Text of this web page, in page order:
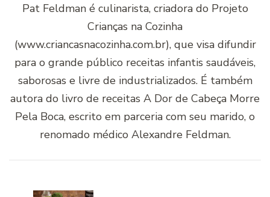
Pat Feldman é culinarista, criadora do Projeto
Crianças na Cozinha
(www.criancasnacozinha.com.br), que visa difundir
para o grande público receitas infantis saudáveis,
saborosas e livre de industrializados. É também
autora do livro de receitas A Dor de Cabeça Morre
Pela Boca, escrito em parceria com seu marido, o
renomado médico Alexandre Feldman.